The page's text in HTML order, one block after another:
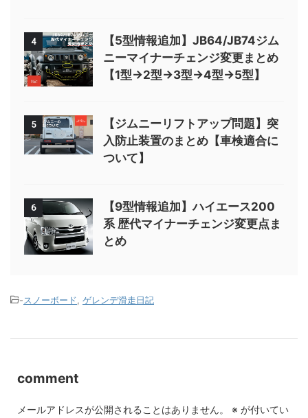
4
【5型情報追加】JB64/JB74ジム
ニーマイナーチェンジ変更まとめ
【1型→2型→3型→4型→5型】
5
【ジムニーリフトアップ問題】突
入防止装置のまとめ【車検適合に
ついて】
6
【9型情報追加】ハイエース200
系 歴代マイナーチェンジ変更点ま
とめ
-スノーボード ゲレンデ滑走日記
comment
メールアドレスが公開されることはありません。 ※ が付いてい